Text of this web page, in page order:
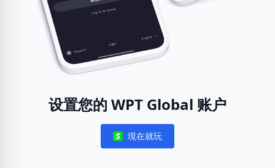
设置您的 WPT Global 账户
Notifications
現在就玩